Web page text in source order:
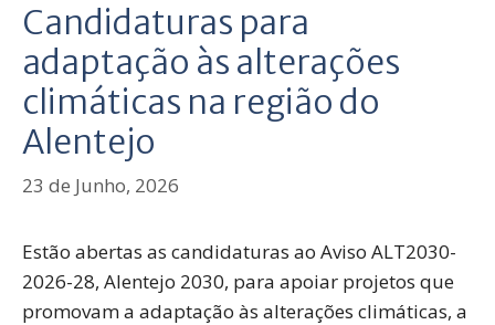
Candidaturas para
adaptação às alterações
climáticas na região do
Alentejo
23 de Junho, 2026
Estão abertas as candidaturas ao Aviso ALT2030-
2026-28, Alentejo 2030, para apoiar projetos que
promovam a adaptação às alterações climáticas, a